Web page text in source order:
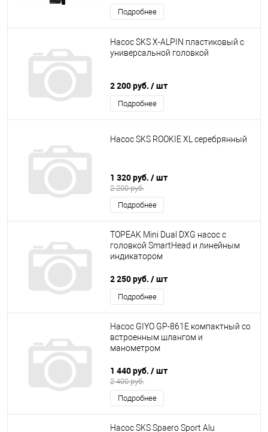
Подробнее
Насос SKS X-ALPIN пластиковый с
универсальной головкой
2 200 руб. / шт
Подробнее
Насос SKS ROOKIE XL серебрянный
1 320 руб. / шт
2 200 руб.
Подробнее
TOPEAK Mini Dual DXG насос с
головкой SmartHead и линейным
индикатором
2 250 руб. / шт
Подробнее
Насос GIYO GP-861E компактный со
встроенным шлангом и
манометром
1 440 руб. / шт
2 400 руб.
Подробнее
Насос SKS Spaero Sport Alu